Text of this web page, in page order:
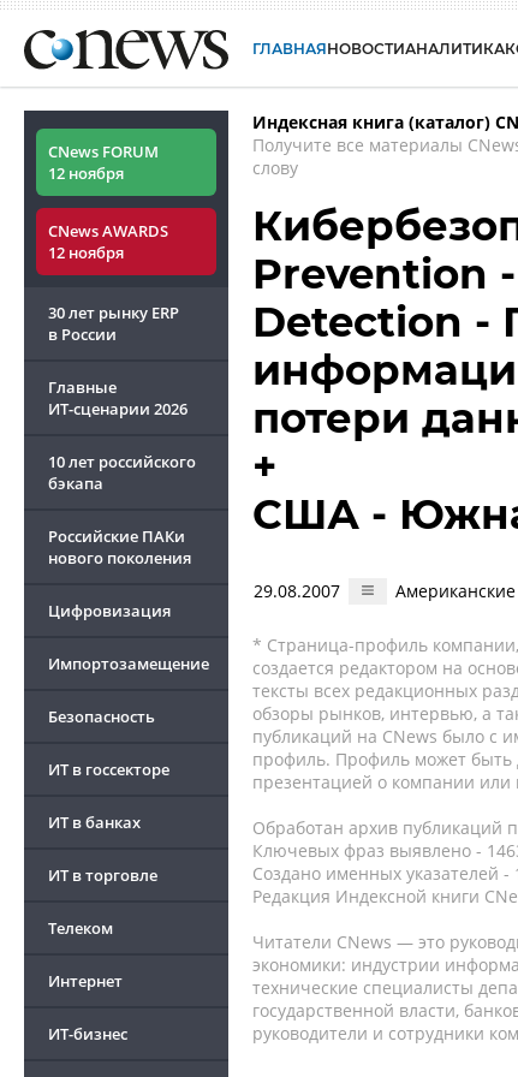
ГЛАВНАЯНОВОСТИАНАЛИТИКА
CNews FORUM
12 ноября
CNews AWARDS
12 ноября
30 лет рынку ERP
в России
Главные
ИТ-сценарии 2026
10 лет российского
бэкапа
Российские ПАКи
нового поколения
Цифровизация
Импортозамещение
Безопасность
ИТ в госсекторе
ИТ в банках
ИТ в торговле
Телеком
Интернет
ИТ-бизнес
Индексная книга (каталог)
Получите все материалы
слову
Prevention
Detection -
потери
+
США -
29.08.2007
* Страница-профиль компании,
создается редактором на
тексты всех редакционных
обзоры рынков, интервью, а
публикаций на CNews было с
профиль. Профиль может быть
презентацией о компании или
Обработан архив публикаций
Ключевых фраз выявлено -
Создано именных указателей -
Редакция Индексной книги
Читатели CNews — это
экономики: индустрии
технические специалисты
государственной власти,
руководители и сотрудники